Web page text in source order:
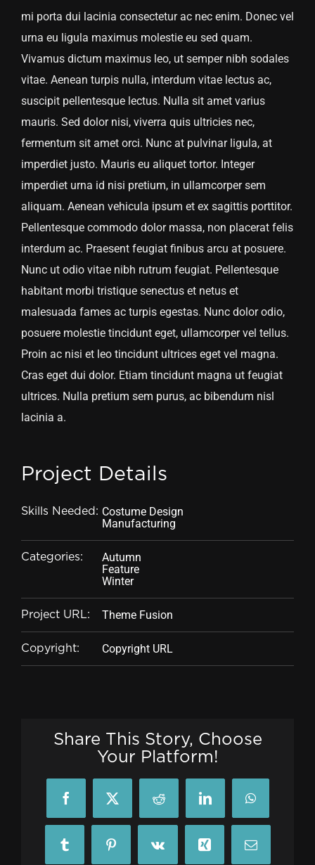
mi porta dui lacinia consectetur ac nec enim. Donec vel
urna eu ligula maximus molestie eu sed quam.
Vivamus dictum maximus leo, ut semper nibh sodales
vitae. Aenean turpis nulla, interdum vitae lectus ac,
suscipit pellentesque lectus. Nulla sit amet varius
mauris. Sed dolor nisi, viverra quis ultricies nec,
fermentum sit amet orci. Nunc at pulvinar ligula, at
imperdiet justo. Mauris eu aliquet tortor. Integer
imperdiet urna id nisi pretium, in ullamcorper sem
aliquam. Aenean vehicula ipsum et ex sagittis porttitor.
Pellentesque commodo dolor massa, non placerat felis
interdum ac. Praesent feugiat finibus arcu at posuere.
Nunc ut odio vitae nibh rutrum feugiat. Pellentesque
habitant morbi tristique senectus et netus et
malesuada fames ac turpis egestas. Nunc dolor odio,
posuere molestie tincidunt eget, ullamcorper vel tellus.
Proin ac nisi et leo tincidunt ultrices eget vel magna.
Cras eget dui dolor. Etiam tincidunt magna ut feugiat
ultrices. Nulla pretium sem purus, ac bibendum nisl
lacinia a.
Project Details
Skills Needed: Costume Design
Manufacturing
Categories:
Autumn
Feature
Winter
Project URL: Theme Fusion
Copyright: Copyright URL
Share This Story, Choose
Your Platform!
FacebookX Reddit LinkedInWhatsApp
Tumblr PinterestVk Xing Email